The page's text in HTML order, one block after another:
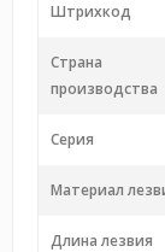
Штрихкод
Страна
производства
Серия
Материал
Длина лезвия